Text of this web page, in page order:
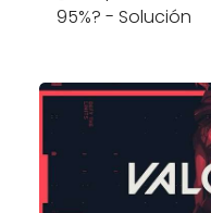
95%? - Solución